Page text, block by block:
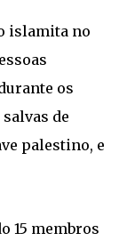
islamita no
os
de
palestino, e
15 membros